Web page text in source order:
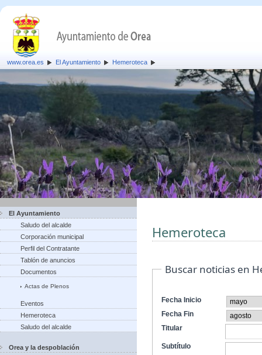
www.orea.es El Ayuntamiento Hemeroteca
El Ayuntamiento
Saludo del alcalde
Corporación municipal
Perfil del Contratante
Tablón de anuncios
Documentos
Actas de Plenos
Eventos
Hemeroteca
Saludo del alcalde
Orea y la despoblación
Hemeroteca
Buscar noticias en
Fecha Inicio
Fecha Fin
Titular
Subtítulo